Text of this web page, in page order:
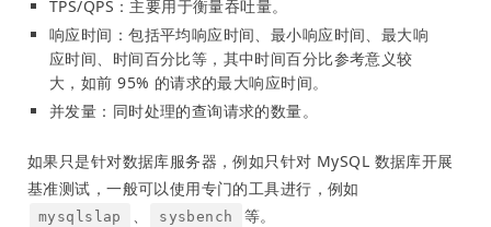
TPS/QPS：主要用于衡量吞吐量。
响应时间：包括平均响应时间、最小响应时间、最大响
应时间、时间百分比等，其中时间百分比参考意义较
大，如前 95% 的请求的最大响应时间。
并发量：同时处理的查询请求的数量。
如果只是针对数据库服务器，例如只针对 MySQL 数据库开展
基准测试，一般可以使用专门的工具进行，例如
mysqlslap sysbench 等。